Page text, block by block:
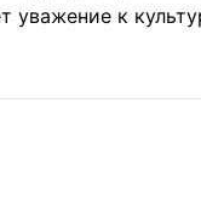
уважение к